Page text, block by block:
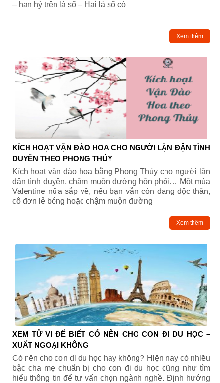
– hạn hỷ trên lá số – Hai lá số có
Xem thêm
KÍCH HOẠT VẬN ĐÀO HOA CHO NGƯỜI LẬN ĐẬN TÌNH
DUYÊN THEO PHONG THỦY
Kích hoạt vận đào hoa bằng Phong Thủy cho người lận
đận tình duyên, chậm muộn đường hôn phối… Một mùa
Valentine nữa sắp về, nếu bạn vẫn còn đang độc thân,
cô đơn lẻ bóng hoặc chậm muộn đường
Xem thêm
XEM TỬ VI ĐỂ BIẾT CÓ NÊN CHO CON ĐI DU HỌC –
XUẤT NGOẠI KHÔNG
Có nên cho con đi du học hay không? Hiện nay có nhiều
bậc cha mẹ chuẩn bị cho con đi du học cũng như tìm
hiểu thông tin để tư vấn chọn ngành nghề. Định hướng